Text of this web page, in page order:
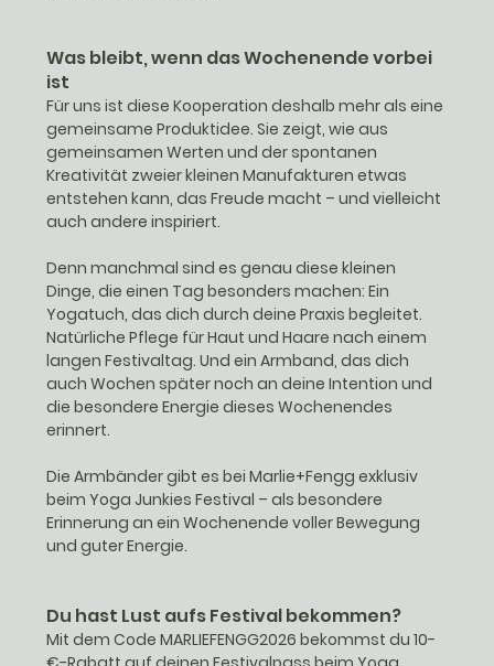
Was bleibt, wenn das Wochenende vorbei
ist
Für uns ist diese Kooperation deshalb mehr als eine
gemeinsame Produktidee. Sie zeigt, wie aus
gemeinsamen Werten und der spontanen
Kreativität zweier kleinen Manufakturen etwas
entstehen kann, das Freude macht – und vielleicht
auch andere inspiriert.
Denn manchmal sind es genau diese kleinen
Dinge, die einen Tag besonders machen: Ein
Yogatuch, das dich durch deine Praxis begleitet.
Natürliche Pflege für Haut und Haare nach einem
langen Festivaltag. Und ein Armband, das dich
auch Wochen später noch an deine Intention und
die besondere Energie dieses Wochenendes
erinnert.
Die Armbänder gibt es bei Marlie+Fengg exklusiv
beim Yoga Junkies Festival – als besondere
Erinnerung an ein Wochenende voller Bewegung
und guter Energie.
Du hast Lust aufs Festival bekommen?
Mit dem Code MARLIEFENGG2026 bekommst du 10-